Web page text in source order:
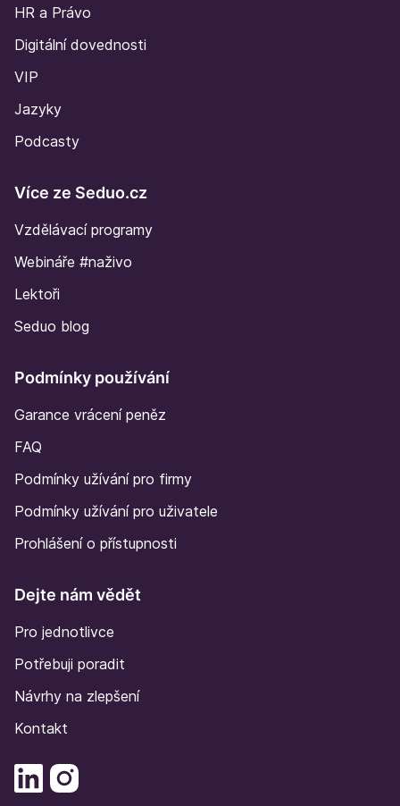
HR a Právo
Digitální dovednosti
VIP
Jazyky
Podcasty
Více ze Seduo.cz
Vzdělávací programy
Webináře #naživo
Lektoři
Seduo blog
Podmínky používání
Garance vrácení peněz
FAQ
Podmínky užívání pro firmy
Podmínky užívání pro uživatele
Prohlášení o přístupnosti
Dejte nám vědět
Pro jednotlivce
Potřebuji poradit
Návrhy na zlepšení
Kontakt